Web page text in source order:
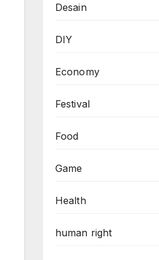
Desain
DIY
Economy
Festival
Food
Game
Health
human right